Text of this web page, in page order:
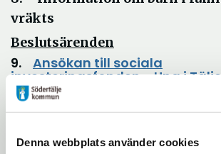
Denna webbplats använder cookies
vräkts
Beslutsärenden
9. Ansökan till sociala
investeringsfonden - Ung i Tälje
10. Delårsbokslut år 2017 inkl.
för att få en budget i balans
kvartalet 2017Öppna